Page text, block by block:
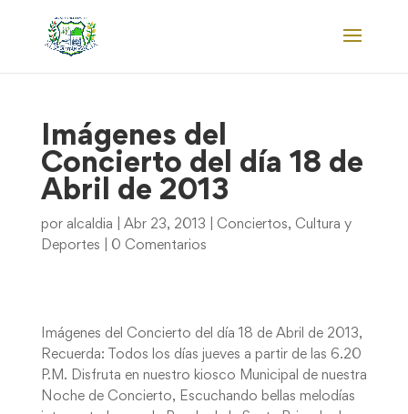
Imágenes del
Concierto del día 18 de
Abril de 2013
por alcaldia Abr 23, 2013 Conciertos, Cultura y
Deportes
0 Comentarios
Imágenes del Concierto del día 18 de Abril de 2013,
Recuerda: Todos los días jueves a partir de las 6.20
P.M. Disfruta en nuestro kiosco Municipal de nuestra
Noche de Concierto, Escuchando bellas melodías